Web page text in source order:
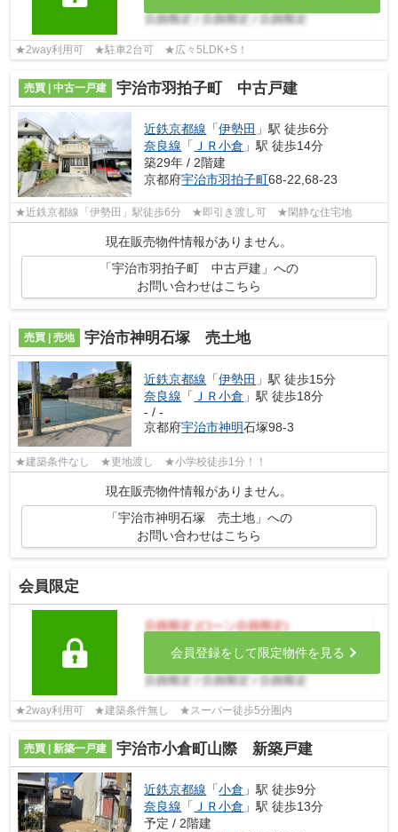
★2way利用可 ★駐車2台可 ★広々5LDK+S！
売買 | 中古一戸建 宇治市羽拍子町 中古戸建
近鉄京都線 「伊勢田 」駅 徒歩6分
奈良線 「 ＪＲ小倉 」駅 徒歩14分
築29年 / 2階建
京都府宇治市羽拍子町68-22,68-23
★近鉄京都線「伊勢田」駅徒歩6分 ★即引き渡し可 ★閑静な住宅地
現在販売物件情報がありません。
「宇治市羽拍子町 中古戸建」への
お問い合わせはこちら
売買 | 売地 宇治市神明石塚 売土地
近鉄京都線 「伊勢田 」駅 徒歩15分
奈良線 「 ＪＲ小倉 」駅 徒歩18分
- / -
京都府宇治市神明石塚98-3
★建築条件なし ★更地渡し ★小学校徒歩1分！！
現在販売物件情報がありません。
「宇治市神明石塚 売土地」への
お問い合わせはこちら
会員限定
会員登録をして限定物件を見る
★2way利用可 ★建築条件無し ★スーパー徒歩5分圏内
売買 | 新築一戸建 宇治市小倉町山際 新築戸建
近鉄京都線 「小倉 」駅 徒歩9分
奈良線 「 ＪＲ小倉 」駅 徒歩13分
予定 / 2階建